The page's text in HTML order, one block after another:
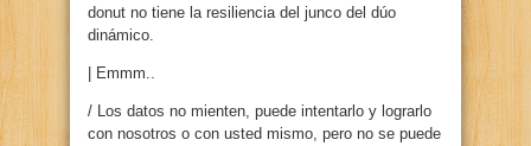
donut no tiene la resiliencia del junco del dúo
dinámico.
| Emmm..
/ Los datos no mienten, puede intentarlo y lograrlo
con nosotros o con usted mismo, pero no se puede